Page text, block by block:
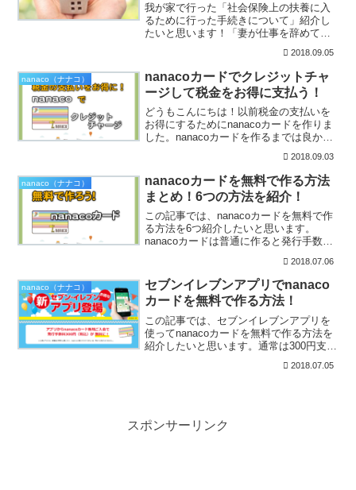
我が家で行った「社会保険上の扶養に入
るために行った手続きについて」紹介し
たいと思います！「妻が仕事を辞めて、
妻の扶養に入る」という方の参考になる
お話です。・社会保険上の扶養に入るま
でにどのような手順があっ...
2018.09.05
nanaco（ナナコ）
nanacoカードでクレジットチャ
ージして税金をお得に支払う！
どうもこんにちは！以前税金の支払いを
お得にするためにnanacoカードを作りま
した。nanacoカードを作るまでは良かっ
せんでした！カード作った意味がありま
せんよね・・・ｗ納付期限がギリギリに
なってしまい...
2018.09.03
nanaco（ナナコ）
nanacoカードを無料で作る方法
まとめ！6つの方法を紹介！
この記事では、nanacoカードを無料で作
る方法を6つ紹介したいと思います。
nanacoカードは普通に作ると発行手数料
するためのnanacoカードですが、せっか
く作るんだったら発行手数料も無料で作
りた...
2018.07.06
nanaco（ナナコ）
セブンイレブンアプリでnanaco
カードを無料で作る方法！
この記事では、セブンイレブンアプリを
使ってnanacoカードを無料で作る方法を
紹介したいと思います。通常は300円支払
れたら嬉しいですよね！それではさっそ
2018.07.05
スポンサーリンク